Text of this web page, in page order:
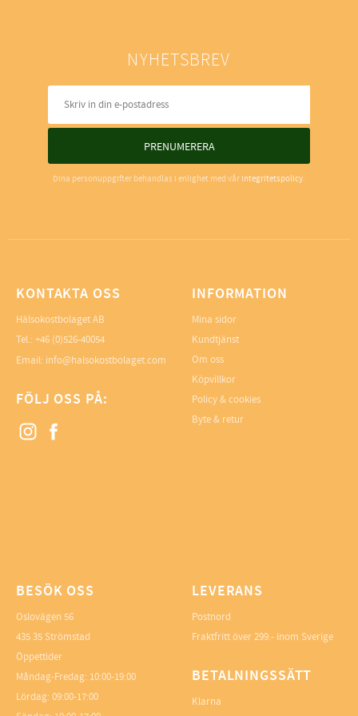
NYHETSBREV
PRENUMERERA
Dina personuppgifter behandlas i enlighet med vår integritetspolicy.
KONTAKTA OSS
Hälsokostbolaget AB
Tel.: +46 (0)526-40054
Email: info@halsokostbolaget.com
FÖLJ OSS PÅ:
INFORMATION
Mina sidor
Kundtjänst
Om oss
Köpvillkor
Policy & cookies
Byte & retur
BESÖK OSS
Oslovägen 56
435 35 Strömstad
Öppettider
Måndag-Fredag: 10:00-19:00
Lördag: 09:00-17:00
LEVERANS
Postnord
Fraktfritt över 299.- inom Sverige
BETALNINGSSÄTT
Klarna